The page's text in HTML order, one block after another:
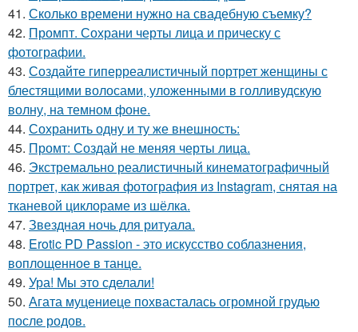
41. Сколько времени нужно на свадебную съемку?
42. Промпт. Сохрани черты лица и прическу с
фотографии.
43. Создайте гиперреалистичный портрет женщины с
блестящими волосами, уложенными в голливудскую
волну, на темном фоне.
44. Сохранить одну и ту же внешность:
45. Промт: Создай не меняя черты лица.
46. Экстремально реалистичный кинематографичный
портрет, как живая фотография из Instagram, снятая на
тканевой циклораме из шёлка.
47. Звездная ночь для ритуала.
48. Erotic PD Passion - это искусство соблазнения,
воплощенное в танце.
49. Ура! Мы это сделали!
50. Агата муцениеце похвасталась огромной грудью
после родов.